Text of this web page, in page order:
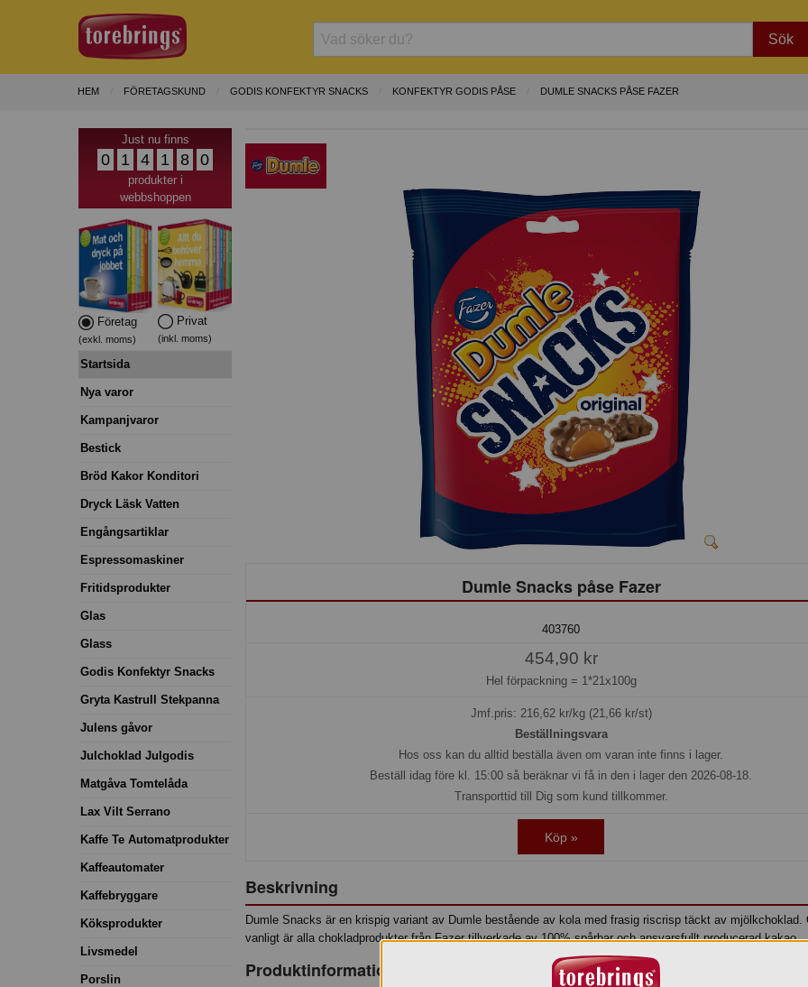
Sök
HEM FÖRETAGSKUND GODIS KONFEKTYR SNACKS KONFEKTYR GODIS PÅSE DUMLE SNACKS PÅSE FAZER
Just nu finns
0 1 4 1 8 0
produkter i
webbshoppen
Företag
(exkl. moms)
Privat
(inkl. moms)
Startsida
Nya varor
Kampanjvaror
Bestick
Bröd Kakor Konditori
Dryck Läsk Vatten
Engångsartiklar
Espressomaskiner
Fritidsprodukter
Glas
Glass
Godis Konfektyr Snacks
Gryta Kastrull Stekpanna
Julens gåvor
Julchoklad Julgodis
Matgåva Tomtelåda
Lax Vilt Serrano
Kaffe Te Automatprodukter
Kaffeautomater
Kaffebryggare
Köksprodukter
Livsmedel
Porslin
Dumle Snacks påse Fazer
403760
454,90 kr
Hel förpackning = 1*21x100g
Jmf.pris: 216,62kr/kg (21,66 kr/st)
Beställningsvara
Hos oss kan du alltid beställa även om varan inte finns i lager.
Beställ idag före kl. 15:00 så beräknar vi få in den i lager den 2026-08-18.
Transporttid till Dig som kund tillkommer.
Köp »
Beskrivning
Dumle Snacks är en krispig variant av Dumle bestående av kola med frasig riscrisp täckt av mjölkchoklad.
vanligt är alla chokladprodukter från Fazer tillverkade av 100% spårbar och ansvarsfullt producerad kakao.
Produktinformation